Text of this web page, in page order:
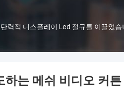
력적 디스플레이 Led 절규를 이끌었습
는 메쉬 비디오 커